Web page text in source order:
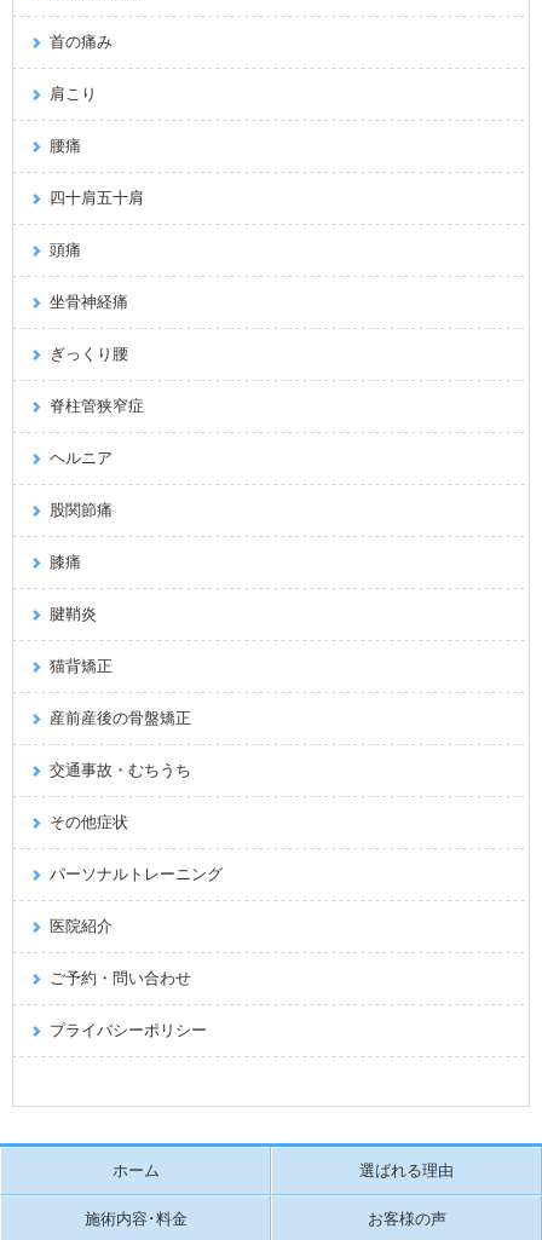
首の痛み
肩こり
腰痛
四十肩五十肩
頭痛
坐骨神経痛
ぎっくり腰
脊柱管狭窄症
ヘルニア
股関節痛
膝痛
腱鞘炎
猫背矯正
産前産後の骨盤矯正
交通事故・むちうち
その他症状
パーソナルトレーニング
医院紹介
ご予約・問い合わせ
プライバシーポリシー
ホーム 選ばれる理由
施術内容･料金 お客様の声